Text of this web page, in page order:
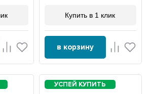
Купить в 1 клик
в корзину